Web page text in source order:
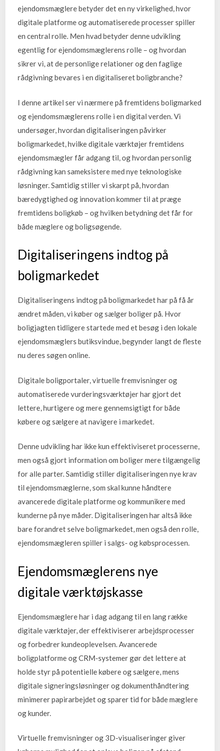
ejendomsmæglere betyder det en ny virkelighed, hvor
digitale platforme og automatiserede processer spiller
en central rolle. Men hvad betyder denne udvikling
egentlig for ejendomsmæglerens rolle – og hvordan
sikrer vi, at de personlige relationer og den faglige
rådgivning bevares i en digitaliseret boligbranche?
I denne artikel ser vi nærmere på fremtidens boligmarked
og ejendomsmæglerens rolle i en digital verden. Vi
undersøger, hvordan digitaliseringen påvirker
boligmarkedet, hvilke digitale værktøjer fremtidens
ejendomsmægler får adgang til, og hvordan personlig
rådgivning kan sameksistere med nye teknologiske
løsninger. Samtidig stiller vi skarpt på, hvordan
bæredygtighed og innovation kommer til at præge
fremtidens boligkøb – og hvilken betydning det får for
både mæglere og boligsøgende.
Digitaliseringens indtog på
boligmarkedet
Digitaliseringens indtog på boligmarkedet har på få år
ændret måden, vi køber og sælger boliger på. Hvor
boligjagten tidligere startede med et besøg i den lokale
ejendomsmæglers butiksvindue, begynder langt de fleste
nu deres søgen online.
Digitale boligportaler, virtuelle fremvisninger og
automatiserede vurderingsværktøjer har gjort det
lettere, hurtigere og mere gennemsigtigt for både
købere og sælgere at navigere i markedet.
Denne udvikling har ikke kun effektiviseret processerne,
men også gjort information om boliger mere tilgængelig
for alle parter. Samtidig stiller digitaliseringen nye krav
til ejendomsmæglerne, som skal kunne håndtere
avancerede digitale platforme og kommunikere med
kunderne på nye måder. Digitaliseringen har altså ikke
bare forandret selve boligmarkedet, men også den rolle,
ejendomsmægleren spiller i salgs- og købsprocessen.
Ejendomsmæglerens nye
digitale værktøjskasse
Ejendomsmæglere har i dag adgang til en lang række
digitale værktøjer, der effektiviserer arbejdsprocesser
og forbedrer kundeoplevelsen. Avancerede
boligplatforme og CRM-systemer gør det lettere at
holde styr på potentielle købere og sælgere, mens
digitale signeringsløsninger og dokumenthåndtering
minimerer papirarbejdet og sparer tid for både mæglere
og kunder.
Virtuelle fremvisninger og 3D-visualiseringer giver